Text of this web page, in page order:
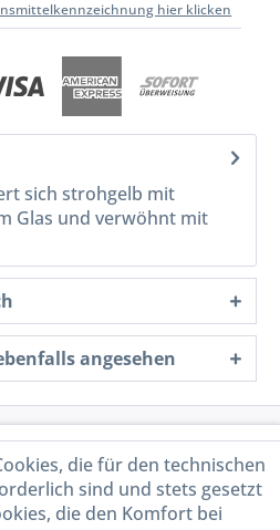
hier klicken
sich strohgelb mit
Glas und verwöhnt mit
angesehen
die für den technischen
sind und stets gesetzt
die den Komfort bei